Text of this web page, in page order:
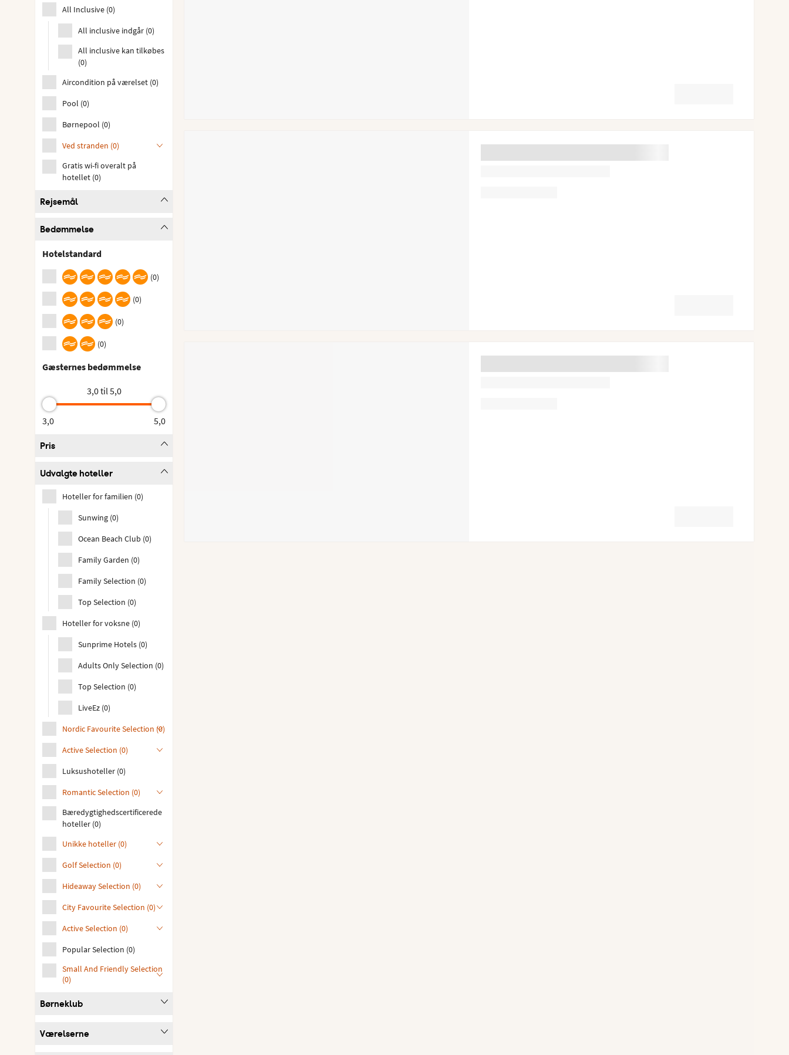
All Inclusive (0)
All inclusive indgår (0)
All inclusive kan tilkøbes
(0)
Aircondition på værelset (0)
Pool (0)
Børnepool (0)
Ved stranden (0)
Gratis wi-fi overalt på
hotellet (0)
Rejsemål
Bedømmelse
Hotelstandard
(0)
(0)
(0)
(0)
Gæsternes bedømmelse
3,0 til 5,0
3,0 5,0
Pris
Udvalgte hoteller
Hoteller for familien (0)
Sunwing (0)
Ocean Beach Club (0)
Family Garden (0)
Family Selection (0)
Top Selection (0)
Hoteller for voksne (0)
Sunprime Hotels (0)
Adults Only Selection (0)
Top Selection (0)
LiveEz (0)
Nordic Favourite Selection (0)
Active Selection (0)
Luksushoteller (0)
Romantic Selection (0)
Bæredygtighedscertificerede
hoteller (0)
Unikke hoteller (0)
Golf Selection (0)
Hideaway Selection (0)
City Favourite Selection (0)
Active Selection (0)
Popular Selection (0)
Small And Friendly Selection
(0)
Børneklub
Værelserne